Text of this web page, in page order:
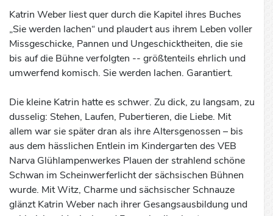
Katrin Weber liest quer durch die Kapitel ihres Buches
„Sie werden lachen“ und plaudert aus ihrem Leben voller
Missgeschicke, Pannen und Ungeschicktheiten, die sie
bis auf die Bühne verfolgten -- größtenteils ehrlich und
umwerfend komisch. Sie werden lachen. Garantiert.
Die kleine Katrin hatte es schwer. Zu dick, zu langsam, zu
dusselig: Stehen, Laufen, Pubertieren, die Liebe. Mit
allem war sie später dran als ihre Altersgenossen – bis
aus dem hässlichen Entlein im Kindergarten des VEB
Narva Glühlampenwerkes Plauen der strahlend schöne
Schwan im Scheinwerferlicht der sächsischen Bühnen
wurde. Mit Witz, Charme und sächsischer Schnauze
glänzt Katrin Weber nach ihrer Gesangsausbildung und